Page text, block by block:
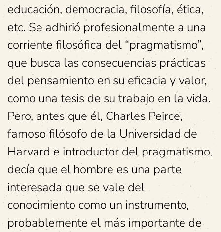
educación, democracia, filosofía, ética,
etc. Se adhirió profesionalmente a una
corriente filosófica del “pragmatismo”,
que busca las consecuencias prácticas
del pensamiento en su eficacia y valor,
como una tesis de su trabajo en la vida.
Pero, antes que él, Charles Peirce,
famoso filósofo de la Universidad de
Harvard e introductor del pragmatismo,
decía que el hombre es una parte
interesada que se vale del
conocimiento como un instrumento,
probablemente el más importante de